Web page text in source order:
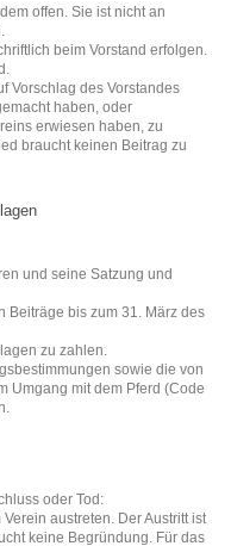
offen. Sie ist nicht an
beim Vorstand erfolgen.
Vorschlag des Vorstandes
haben, oder
erwiesen haben, zu
braucht keinen Beitrag zu
und seine Satzung und
Beiträge bis zum 31. März des
zu zahlen.
sowie die von
Umgang mit dem Pferd (Code
oder Tod:
austreten. Der Austritt ist
keine Begründung. Für das